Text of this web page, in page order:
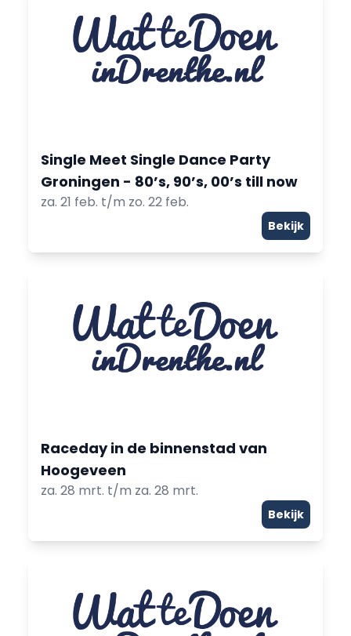
Single Meet Single Dance Party
Groningen - 80’s, 90’s, 00’s till now
za. 21 feb. t/m zo. 22 feb.
Bekijk
Raceday in de binnenstad van
Hoogeveen
za. 28 mrt. t/m za. 28 mrt.
Bekijk